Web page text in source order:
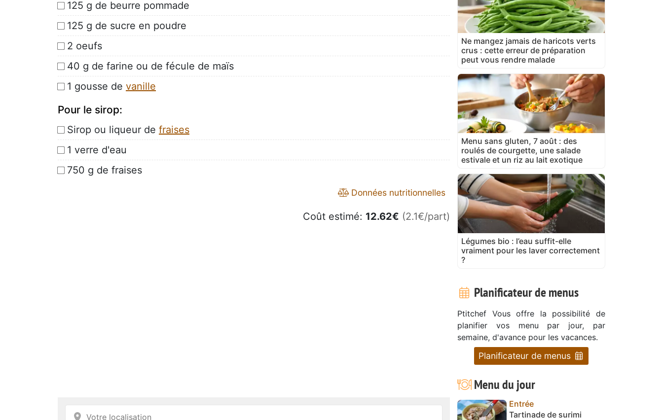
125 g de beurre pommade
125 g de sucre en poudre
2 oeufs
40 g de farine ou de fécule de maïs
1 gousse de vanille
Pour le sirop:
Sirop ou liqueur de fraises
1 verre d'eau
750 g de fraises
Données nutritionnelles
Coût estimé: 12.62€ (2.1€/part)
Ne mangez jamais de haricots verts
crus : cette erreur de préparation
peut vous rendre malade
Menu sans gluten, 7 août : des
roulés de courgette, une salade
estivale et un riz au lait exotique
Légumes bio : l’eau suffit-elle
vraiment pour les laver correctement
?
Planificateur de menus
Ptitchef Vous offre la possibilité de
planifier vos menu par jour, par
semaine, d'avance pour les vacances.
Planificateur de menus
Menu du jour
Entrée
Tartinade de surimi